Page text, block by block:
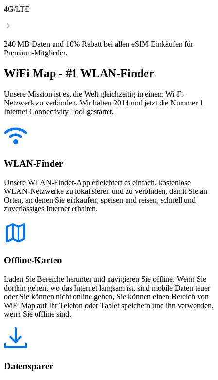
4G/LTE
240 MB Daten und 10% Rabatt bei allen eSIM-Einkäufen für
Premium-Mitglieder.
WiFi Map - #1 WLAN-Finder
Unsere Mission ist es, die Welt gleichzeitig in einem Wi-Fi-
Netzwerk zu verbinden. Wir haben 2014 und jetzt die Nummer 1
Internet Connectivity Tool gestartet.
WLAN-Finder
Unsere WLAN-Finder-App erleichtert es einfach, kostenlose
WLAN-Netzwerke zu lokalisieren und zu verbinden, damit Sie an
Orten, an denen Sie einkaufen, speisen und reisen, schnell und
zuverlässiges Internet erhalten.
Offline-Karten
Laden Sie Bereiche herunter und navigieren Sie offline. Wenn Sie
dorthin gehen, wo das Internet langsam ist, sind mobile Daten teuer
oder Sie können nicht online gehen, Sie können einen Bereich von
WiFi Map auf Ihr Telefon oder Tablet speichern und ihn verwenden,
wenn Sie offline sind.
Datensparer